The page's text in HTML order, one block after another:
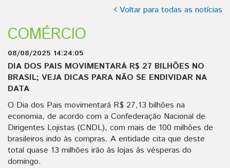
Voltar para todas as notícias
COMÉRCIO
08/08/2025 14:24:05
DIA DOS PAIS MOVIMENTARÁ R$ 27 BILHÕES NO
BRASIL; VEJA DICAS PARA NÃO SE ENDIVIDAR NA
DATA
O Dia dos Pais movimentará R$ 27,13 bilhões na
economia, de acordo com a Confederação Nacional de
Dirigentes Lojistas (CNDL), com mais de 100 milhões de
brasileiros indo às compras. A entidade cita que deste
total quase 13 milhões irão às lojas às vésperas do
domingo.